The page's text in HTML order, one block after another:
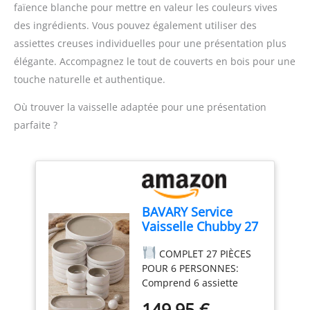
Contenu de la livraison :
Mixeur plongeant
ErgoMixx 600 W avec 2
vitesses et gobelet
et plus agréable DESIGN
CONFORTABLE : Une
poignée ergonomique
avec une prise en main
expérience plus facile et
pour une utilisation
performances durables
REPARABILITE 15 ANS AU
JUSTE PRIX : engagement
de réparabilité 15 ans au
juste prix grâce à notre
réseau de 6200
réparateurs dans le
monde, pour contribuer
à la protection de
l’environnement et à la
faïence blanche pour mettre en valeur les couleurs vives
des ingrédients. Vous pouvez également utiliser des
assiettes creuses individuelles pour une présentation plus
élégante. Accompagnez le tout de couverts en bois pour une
touche naturelle et authentique.
Où trouver la vaisselle adaptée pour une présentation
parfaite ?
BAVARY Service
Vaisselle Chubby 27
Assiette Porcelaine
– Service De Table 6
Personnes De Plates
& Assiette Creuse,
COMPLET 27 PIÈCES
POUR 6 PERSONNES:
Comprend 6 assiette